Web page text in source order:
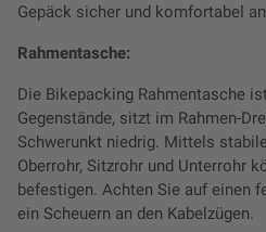
Gepäck sicher und komfortabel
Rahmentasche:
Die Bikepacking Rahmentasche
Gegenstände, sitzt im Rahmen-
Schwerunkt niedrig. Mittels
Oberrohr, Sitzrohr und Unterrohr
befestigen. Achten Sie auf einen
ein Scheuern an den Kabelzügen.